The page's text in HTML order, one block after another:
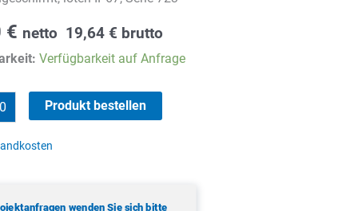
€ netto 19,64 € brutto
Verfügbarkeit auf Anfrage
Produkt bestellen
wenden Sie sich bitte